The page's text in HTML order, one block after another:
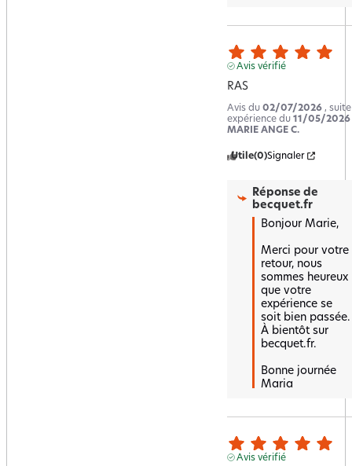
Avis vérifié
RAS
Avis du 02/07/2026 ,
expérience du 11/05/2026
MARIE ANGE C.
Utile(0)Signaler
Réponse de
becquet.fr
Bonjour Marie,
Merci pour votre
retour, nous
sommes heureux
que votre
expérience se
soit bien passée.
À bientôt sur
becquet.fr.
Bonne journée
Maria
Avis vérifié